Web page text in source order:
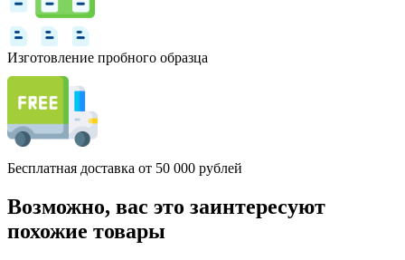
Изготовление пробного образца
Бесплатная доставка от 50 000 рублей
Возможно, вас это заинтересуют
похожие товары